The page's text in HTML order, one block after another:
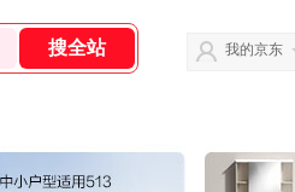
我的京东